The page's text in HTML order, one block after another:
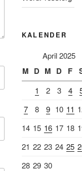
KALENDER
April 2025
M D M D F
1 2 3 4
7
8 9 10 11
14 15 16 17 18
21 22 23 24 25
28 29 30